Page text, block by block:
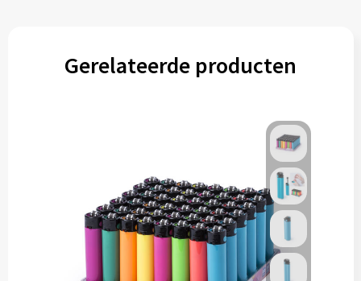
Gerelateerde producten